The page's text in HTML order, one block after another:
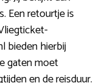
Een retourtje is
bieden hierbij
gaten moet
en de reisduur.